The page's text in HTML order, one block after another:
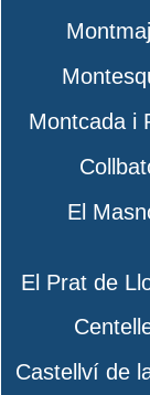
Montcada i
El
El Prat de
Castellví de